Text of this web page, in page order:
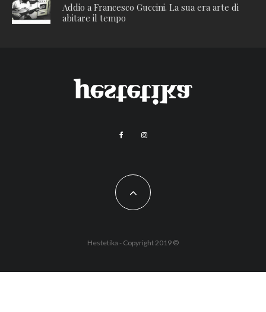
Addio a Francesco Guccini. La sua era arte di
abitare il tempo
Hestetika - Copyright 2019 ©